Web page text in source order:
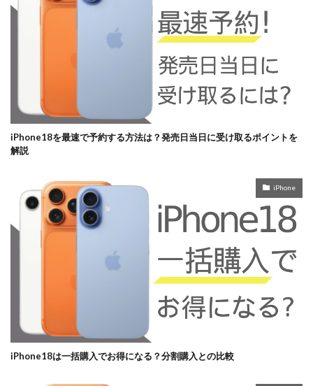
iPhone18を最速で予約する方法は？発売日当日に受け取るポイントを
解説
iPhone
iPhone18は一括購入でお得になる？分割購入との比較